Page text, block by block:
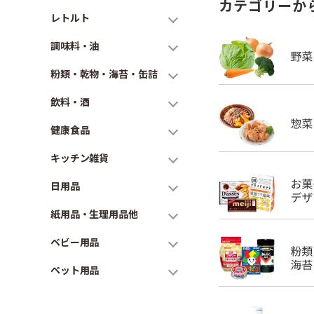
レトルト
調味料・油
粉類・乾物・海苔・缶詰
飲料・酒
健康食品
キッチン雑貨
日用品
紙用品・生理用品他
ベビー用品
ペット用品
カテゴリーか